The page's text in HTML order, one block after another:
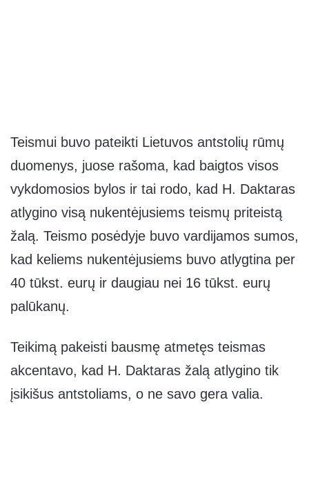
Teismui buvo pateikti Lietuvos antstolių rūmų
duomenys, juose rašoma, kad baigtos visos
vykdomosios bylos ir tai rodo, kad H. Daktaras
atlygino visą nukentėjusiems teismų priteistą
žalą. Teismo posėdyje buvo vardijamos sumos,
kad keliems nukentėjusiems buvo atlygtina per
40 tūkst. eurų ir daugiau nei 16 tūkst. eurų
palūkanų.
Teikimą pakeisti bausmę atmetęs teismas
akcentavo, kad H. Daktaras žalą atlygino tik
įsikišus antstoliams, o ne savo gera valia.